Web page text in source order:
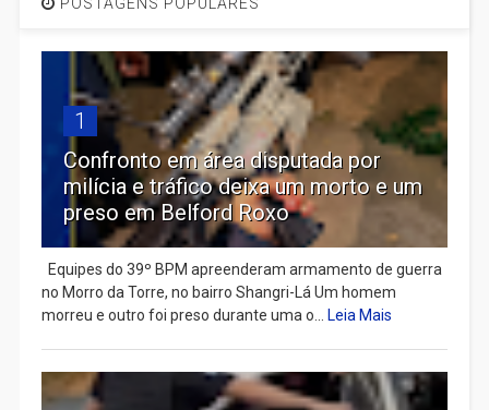
1
Confronto em área disputada por
milícia e tráfico deixa um morto e um
preso em Belford Roxo
Equipes do 39º BPM apreenderam armamento de guerra
no Morro da Torre, no bairro Shangri-Lá Um homem
morreu e outro foi preso durante uma o...
Leia Mais